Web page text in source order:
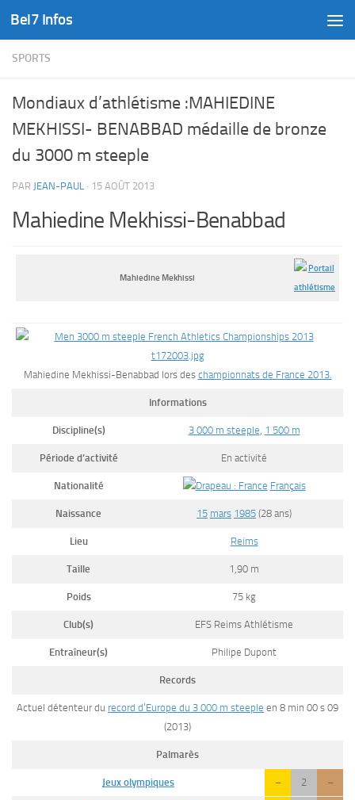
Skip to content
Bel7 Infos
SPORTS
Mondiaux d’athlétisme :MAHIEDINE
MEKHISSI- BENABBAD médaille de bronze
du 3000 m steeple
PAR JEAN-PAUL · 15 AOÛT 2013
Mahiedine Mekhissi-Benabbad
Mahiedine Mekhissi
Mahiedine Mekhissi-Benabbad lors des championnats de France 2013.
Informations
Discipline(s) 3 000 m steeple, 1 500 m
Période d’activité En activité
Nationalité Français
Naissance 15 mars 1985 (28 ans)
Lieu Reims
Taille 1,90 m
Poids 75 kg
Club(s) EFS Reims Athlétisme
Entraîneur(s) Philipe Dupont
Records
Actuel détenteur du record d’Europe du 3 000 m steeple en 8 min 00 s 09
(2013)
Palmarès
Jeux olympiques – 2 –